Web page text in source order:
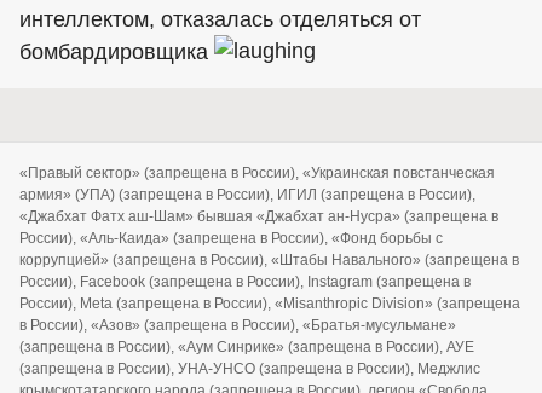
интеллектом, отказалась отделяться от
бомбардировщика
«Правый сектор» (запрещена в России), «Украинская повстанческая
армия» (УПА) (запрещена в России), ИГИЛ (запрещена в России),
«Джабхат Фатх аш-Шам» бывшая «Джабхат ан-Нусра» (запрещена в
России), «Аль-Каида» (запрещена в России), «Фонд борьбы с
коррупцией» (запрещена в России), «Штабы Навального» (запрещена в
России), Facebook (запрещена в России), Instagram (запрещена в
России), Meta (запрещена в России), «Misanthropic Division» (запрещена
в России), «Азов» (запрещена в России), «Братья-мусульмане»
(запрещена в России), «Аум Синрике» (запрещена в России), АУЕ
(запрещена в России), УНА-УНСО (запрещена в России), Меджлис